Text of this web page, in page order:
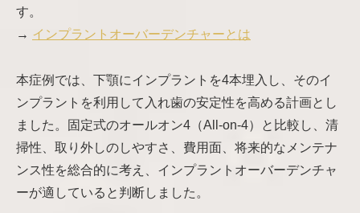
す。
→ インプラントオーバーデンチャーとは
本症例では、下顎にインプラントを4本埋入し、そのイ
ンプラントを利用して入れ歯の安定性を高める計画とし
ました。固定式のオールオン4（All-on-4）と比較し、清
掃性、取り外しのしやすさ、費用面、将来的なメンテナ
ンス性を総合的に考え、インプラントオーバーデンチャ
ーが適していると判断しました。